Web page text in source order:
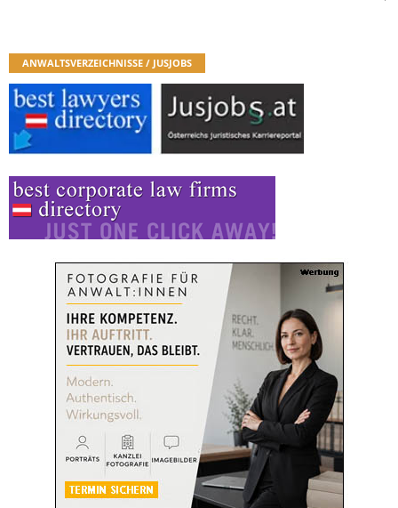
ANWALTSVERZEICHNISSE / JUSJOBS